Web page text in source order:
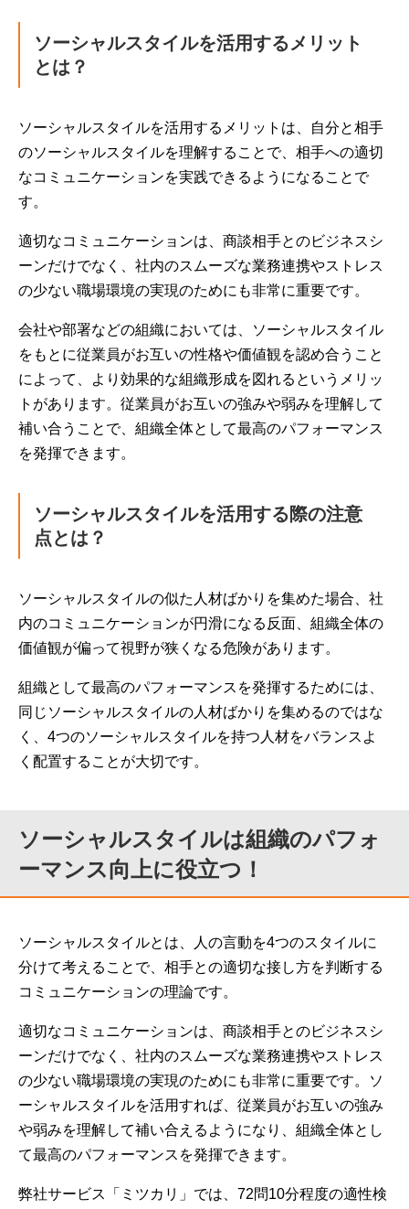
ソーシャルスタイルを活用するメリット
とは？
ソーシャルスタイルを活用するメリットは、自分と相手
のソーシャルスタイルを理解することで、相手への適切
なコミュニケーションを実践できるようになることで
す。
適切なコミュニケーションは、商談相手とのビジネスシ
ーンだけでなく、社内のスムーズな業務連携やストレス
の少ない職場環境の実現のためにも非常に重要です。
会社や部署などの組織においては、ソーシャルスタイル
をもとに従業員がお互いの性格や価値観を認め合うこと
によって、より効果的な組織形成を図れるというメリッ
トがあります。従業員がお互いの強みや弱みを理解して
補い合うことで、組織全体として最高のパフォーマンス
を発揮できます。
ソーシャルスタイルを活用する際の注意
点とは？
ソーシャルスタイルの似た人材ばかりを集めた場合、社
内のコミュニケーションが円滑になる反面、組織全体の
価値観が偏って視野が狭くなる危険があります。
組織として最高のパフォーマンスを発揮するためには、
同じソーシャルスタイルの人材ばかりを集めるのではな
く、4つのソーシャルスタイルを持つ人材をバランスよ
く配置することが大切です。
ソーシャルスタイルは組織のパフォ
ーマンス向上に役立つ！
ソーシャルスタイルとは、人の言動を4つのスタイルに
分けて考えることで、相手との適切な接し方を判断する
コミュニケーションの理論です。
適切なコミュニケーションは、商談相手とのビジネスシ
ーンだけでなく、社内のスムーズな業務連携やストレス
の少ない職場環境の実現のためにも非常に重要です。ソ
ーシャルスタイルを活用すれば、従業員がお互いの強み
や弱みを理解して補い合えるようになり、組織全体とし
て最高のパフォーマンスを発揮できます。
弊社サービス「ミツカリ」では、72問10分程度の適性検